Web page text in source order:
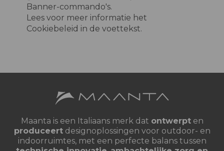
Banner-commando's.
Lees voor meer informatie het
Cookiebeleid in de voettekst.
Maanta is een Italiaans merk dat ontwerpten
produceertdesignoplossingen voor outdoor- en
indoorruimtes, met een perfecte balans tussen